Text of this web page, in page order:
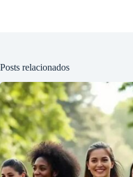
Posts relacionados